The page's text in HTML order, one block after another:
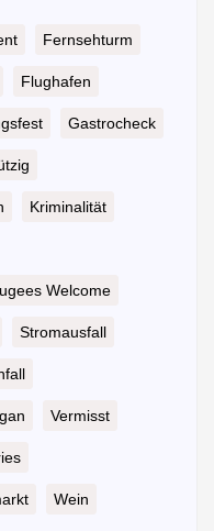
Fernsehturm
Flughafen
Gastrocheck
Kriminalität
Welcome
Stromausfall
Vermisst
Wein